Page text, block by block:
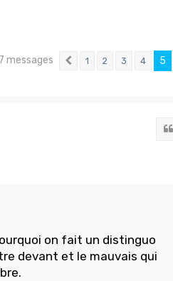
messages Précédent
1 2 3 4 5
on fait un distinguo
devant et le mauvais qui